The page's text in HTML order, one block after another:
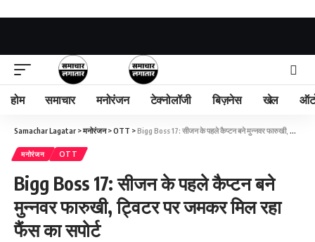
होम समाचार मनोरंजन टेक्नोलॉजी बिज़नेस खेल
Samachar Lagatar >मनोरंजन>OTT >Bigg Boss 17: सीजन के पहले कैप्टन बने मुन्नवर फारुखी, ट्विटर पर जमकर मिल रहा फैंस का सपोर्ट
मनोरंजन OTT
Bigg Boss 17: सीजन के पहले कैप्टन बने
मुन्नवर फारुखी, ट्विटर पर जमकर मिल रहा
फैंस का सपोर्ट